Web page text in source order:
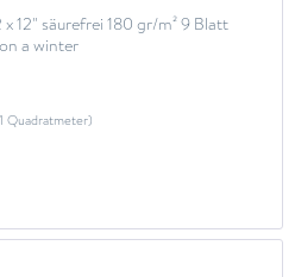
12" säurefrei 180 gr/m² 9 Blatt
a winter
Quadratmeter)